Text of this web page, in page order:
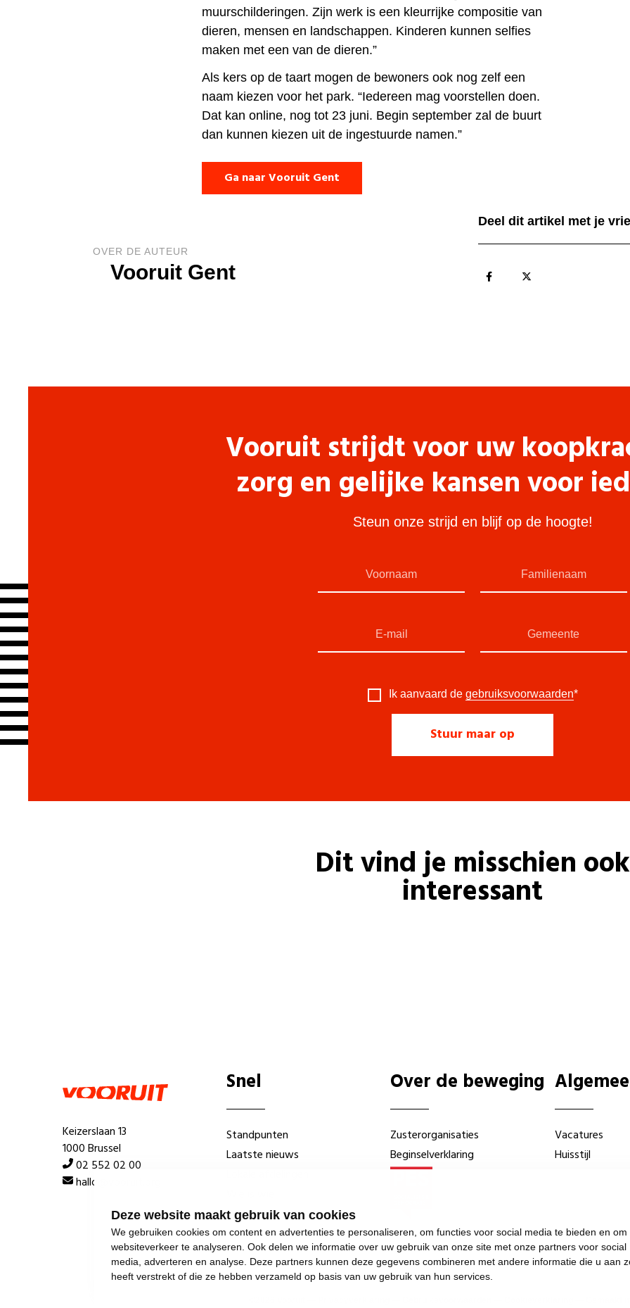
Deze website maakt gebruik van cookies
We gebruiken cookies om content en advertenties te personaliseren, om functies voor social media te bieden en om
websiteverkeer te analyseren. Ook delen we informatie over uw gebruik van onze site met onze partners voor social
media, adverteren en analyse. Deze partners kunnen deze gegevens combineren met andere informatie die u aan
heeft verstrekt of die ze hebben verzameld op basis van uw gebruik van hun services.
muurschilderingen. Zijn werk is een kleurrijke compositie van
dieren, mensen en landschappen. Kinderen kunnen selfies
maken met een van de dieren.”
Als kers op de taart mogen de bewoners ook nog zelf een
naam kiezen voor het park. “Iedereen mag voorstellen doen.
Dat kan online, nog tot 23 juni. Begin september zal de buurt
dan kunnen kiezen uit de ingestuurde namen.”
Ga naar Vooruit Gent
OVER DE AUTEUR
Vooruit Gent
Deel dit artikel met je
Vooruit strijdt voor uw
zorg en gelijke kansen voor
Steun onze strijd en blijf op de hoogte!
Ik aanvaard de gebruiksvoorwaarden*
Dit vind je misschien ook
interessant
Keizerslaan 13
1000 Brussel
02 552 02 00
hallo@vooruit.org
Snel
Standpunten
Laatste nieuws
Over de beweging
Zusterorganisaties
Beginselverklaring
Vacatures
Huisstijl